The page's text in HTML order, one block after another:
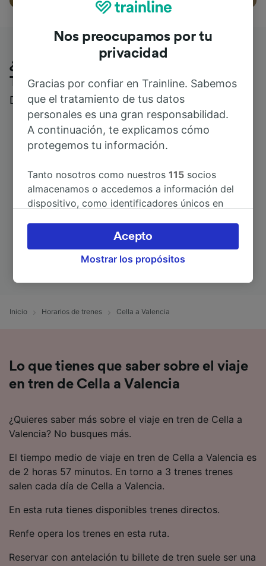
¿Qué piensan nuestros clientes de
Trainline?
Descubre reseñas reales de nuestros viajeros
Inicio Horarios de trenes Cella a Valencia
Lo que tienes que saber sobre el viaje
en tren de Cella a Valencia
¿Quieres saber más sobre el viaje en tren de Cella a
Valencia? No busques más.
El tiempo medio de viaje en tren de Cella a Valencia es
de 2 horas 57 minutos. En torno a 3 trenes trenes
salen cada día de Cella a Valencia.
En esta ruta tienes disponibles trenes directos.
Renfe opera los trenes en esta ruta.
Reservar con antelación tu billete de tren suele ser una
Nos preocupamos por tu
privacidad
Gracias por confiar en Trainline. Sabemos
que el tratamiento de tus datos
personales es una gran responsabilidad.
A continuación, te explicamos cómo
protegemos tu información.
Tanto nosotros como nuestros115 socios
almacenamos o accedemos a información del
dispositivo, como identificadores únicos en
Puedes aceptar o administrar tus preferencias
haciendo clic abajo, incluido el derecho de
oposición en función de tu interés legítimo o,
afectarán a los datos de navegación. Tus
Tanto nosotros como nuestros asociados
tratamos los datos para proporcionar:
características del dispositivo para su
identificación. Almacenar la información en un
contenido personalizados, medición de
publicidad y contenido, investigación de
audiencia y desarrollo de servicios.
Mostrar los propósitos
Acepto